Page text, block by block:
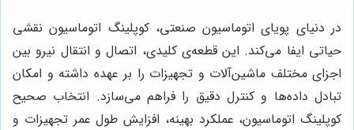
در دنیای پویای اتوماسیون صنعتی، کوپلینگ اتوماسیون نقشی
حیاتی ایفا می‌کند. این قطعه‌ی کلیدی، اتصال و انتقال نیرو بین
اجزای مختلف ماشین‌آلات و تجهیزات را بر عهده داشته و امکان
تبادل داده‌ها و کنترل دقیق را فراهم می‌سازد. انتخاب صحیح
کوپلینگ اتوماسیون، عملکرد بهینه، افزایش طول عمر تجهیزات و